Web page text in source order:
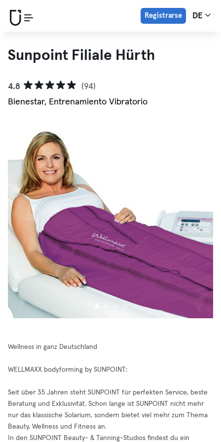
Registrarse DE
Sunpoint Filiale Hürth
4.8
(94)
Bienestar, Entrenamiento Vibratorio
Wellness in ganz Deutschland
WELLMAXX bodyforming by SUNPOINT:
Seit über 35 Jahren steht SUNPOINT für perfekten Service, beste
Beratung und Exklusivität. Schon lange ist SUNPOINT nicht mehr
nur das klassische Solarium, sondern bietet viel mehr zum Thema
Beauty, Wellness und Fitness an.
In den SUNPOINT Beauty- & Tanning-Studios findest du ein